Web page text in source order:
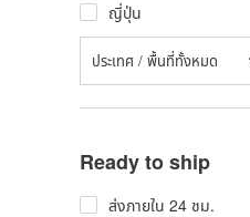
ญี่ปุ่น
ประเทศ / พื้นที่ทั้งหมด
Ready to ship
ส่งภายใน 24 ชม.